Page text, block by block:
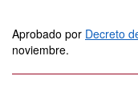
Aprobado por Decreto
noviembre.